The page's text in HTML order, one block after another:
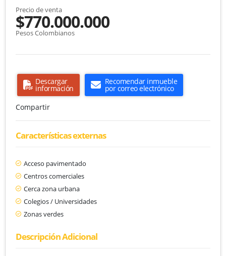
Precio de venta
$770.000.000
Pesos Colombianos
Descargar
información
Recomendar inmueble
por correo electrónico
Compartir
Características externas
Acceso pavimentado
Centros comerciales
Cerca zona urbana
Colegios / Universidades
Zonas verdes
Descripción Adicional